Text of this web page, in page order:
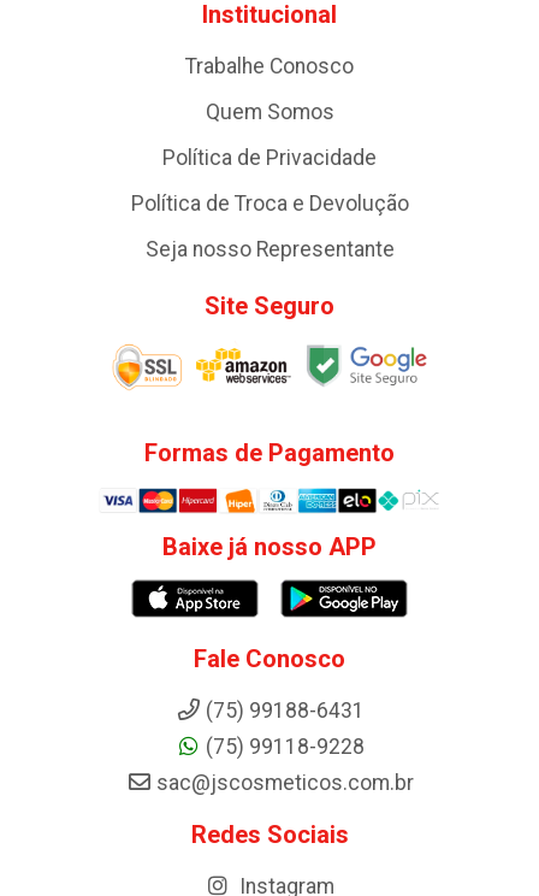
Institucional
Trabalhe Conosco
Quem Somos
Política de Privacidade
Política de Troca e Devolução
Seja nosso Representante
Site Seguro
Formas de Pagamento
Baixe já nosso APP
Fale Conosco
(75) 99188-6431
(75) 99118-9228
sac@jscosmeticos.com.br
Redes Sociais
Instagram